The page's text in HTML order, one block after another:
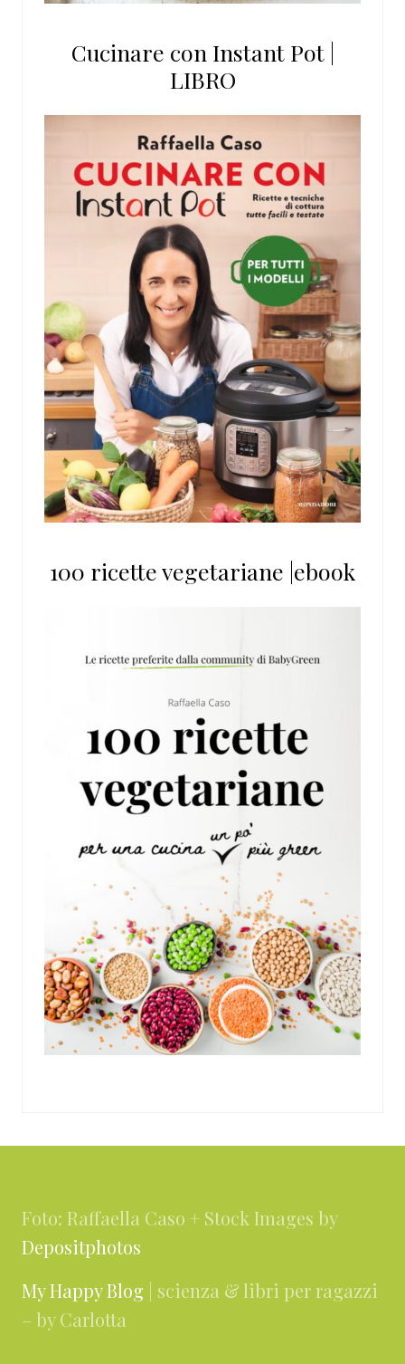
Cucinare con Instant Pot |
LIBRO
100 ricette vegetariane |ebook
Foto: Raffaella Caso + Stock Images by
Depositphotos
My Happy Blog | scienza & libri per ragazzi
– by Carlotta